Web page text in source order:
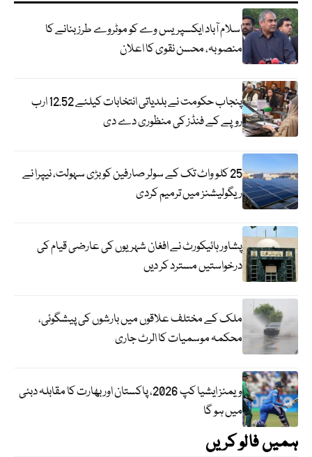
اسلام آباد ایکسپریس وے کو موٹروے طرز بنانے کا
منصوبہ، محسن نقوی کا اعلان
پنجاب حکومت نے بلدیاتی انتخابات کیلئے 12.52 ارب
روپے کے فنڈز کی منظوری دے دی
25 کلو واٹ تک کے سولر صارفین کو بڑی سہولت، نیپرا نے
ریگولیشنز میں ترمیم کردی
پشاور ہائیکورٹ نے افغان شہریوں کی عارضی قیام کی
درخواستیں مسترد کر دیں
ملک کے مختلف علاقوں میں بارشوں کی پیشگوئی،
محکمہ موسمیات کا الرٹ جاری
ویمنز ایشیا کپ 2026، پاکستان اور بھارت کا مقابلہ دبئی
میں ہو گا
ہمیں فالو کریں